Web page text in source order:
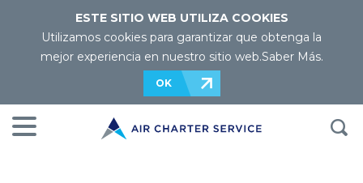
ESTE SITIO WEB UTILIZA COOKIES
Utilizamos cookies para garantizar que obtenga la
mejor experiencia en nuestro sitio web.Saber Más.
OK